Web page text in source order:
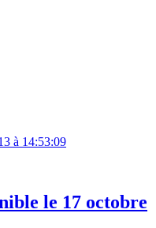
à 14:53:09
le 17 octobre